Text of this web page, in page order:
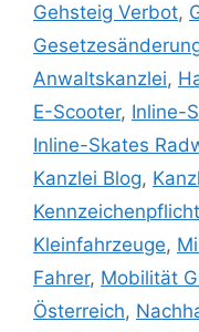
Gehsteig Verbot,
Anwaltskanzlei,
E-Scooter, Inline-
Inline-Skates
Kanzlei Blog,
Kennzeichenpflicht
Kleinfahrzeuge,
Fahrer, Mobilität
Österreich,